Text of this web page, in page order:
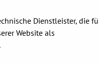
Dienstleister, die
Website als